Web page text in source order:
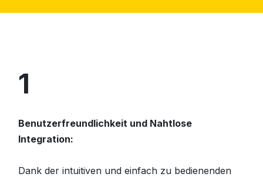
1
Benutzerfreundlichkeit und Nahtlose
Integration:
Dank der intuitiven und einfach zu bedienenden